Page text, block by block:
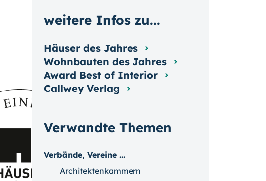
Verwandte Themen
Verbände, Vereine ...
Architektenkammern
weitere Infos zu...
Häuser des Jahres
Wohnbauten des Jahres
Award Best of Interior
Callwey Verlag